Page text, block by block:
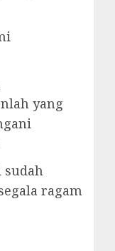
yang
sudah
ragam